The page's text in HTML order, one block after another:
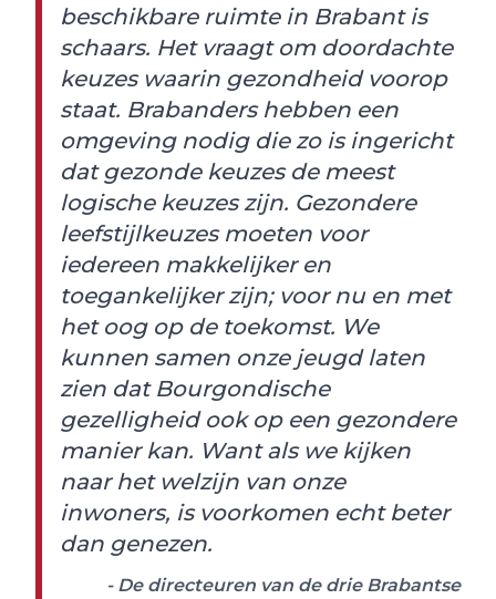
beschikbare ruimte in Brabant is
schaars. Het vraagt om doordachte
keuzes waarin gezondheid voorop
staat. Brabanders hebben een
omgeving nodig die zo is ingericht
dat gezonde keuzes de meest
logische keuzes zijn. Gezondere
leefstijlkeuzes moeten voor
iedereen makkelijker en
toegankelijker zijn; voor nu en met
het oog op de toekomst. We
kunnen samen onze jeugd laten
zien dat Bourgondische
gezelligheid ook op een gezondere
manier kan. Want als we kijken
naar het welzijn van onze
inwoners, is voorkomen echt beter
dan genezen.
- De directeuren van de drie Brabantse